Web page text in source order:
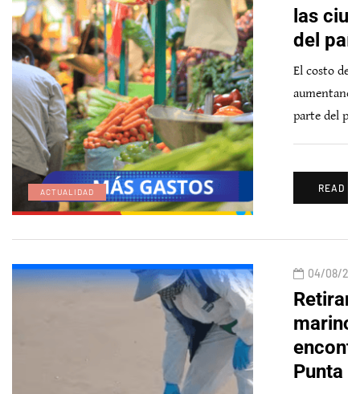
ACTUALIDAD
las
del
El costo de
parte del
READ
04/08/
Punta